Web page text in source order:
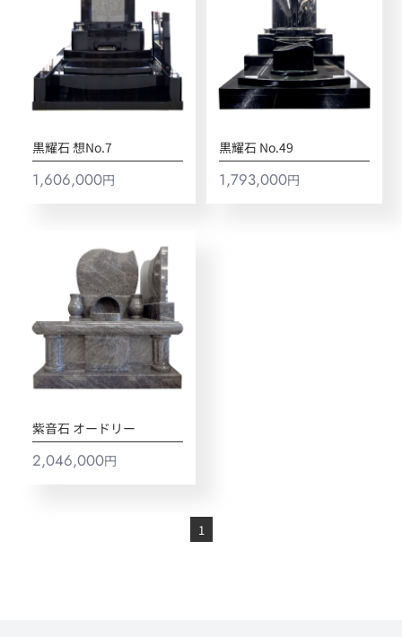
黒耀石 想No.7
1,606,000円
黒耀石 No.49
1,793,000円
紫音石 オードリー
2,046,000円
1